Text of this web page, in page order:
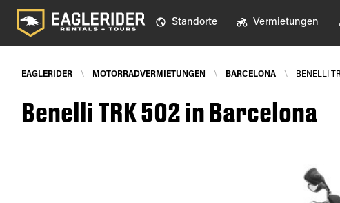
Standorte Vermietungen
EAGLERIDER \ MOTORRADVERMIETUNGEN \ BARCELONA \ BENELLI
Benelli TRK 502 in Barcelona